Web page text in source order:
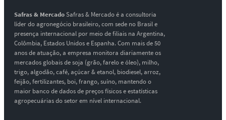
Safras & MercadoSafras & Mercado é a consultoria
líder do agronegócio brasileiro, com sede no Brasil e
presença internacional por meio de filiais na Argentina,
Colômbia, Estados Unidos e Espanha. Com mais de 50
anos de atuação, a empresa monitora diariamente os
mercados globais de soja (grão, farelo e óleo), milho,
trigo, algodão, café, açúcar & etanol, biodiesel, arroz,
feijão, fertilizantes, boi, frango, suíno, mantendo o
maior banco de dados de preços físicos e estatísticas
agropecuárias do setor em nível internacional.